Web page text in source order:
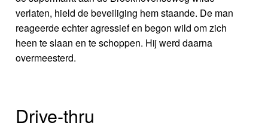
verlaten, hield de beveiliging hem staande. De man
reageerde echter agressief en begon wild om zich
heen te slaan en te schoppen. Hij werd daarna
overmeesterd.
Drive-thru